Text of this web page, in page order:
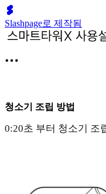
Slashpage로 제작됨
청소기 조립 방법
0:20초 부터 청소기 조